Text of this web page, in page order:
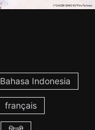
Bahasa Indonesia
français